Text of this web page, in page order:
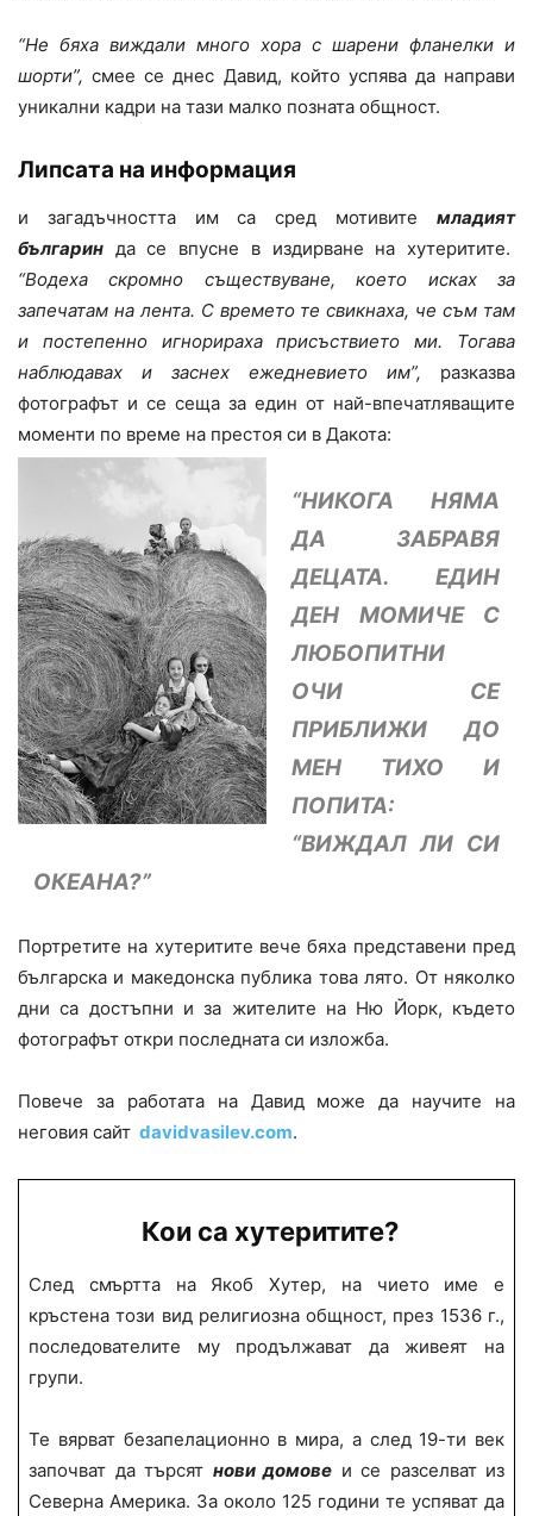
“Не бяха виждали много хора с шарени фланелки и
шорти”, смее се днес Давид, който успява да направи
уникални кадри на тази малко позната общност.
Липсата на информация
и загадъчността им са сред мотивите младият
българин да се впусне в издирване на хутеритите.
“Водеха скромно съществуване, което исках за
запечатам на лента. С времето те свикнаха, че съм там
и постепенно игнорираха присъствието ми. Тогава
наблюдавах и заснех ежедневието им”, разказва
фотографът и се сеща за един от най-впечатляващите
моменти по време на престоя си в Дакота:
“НИКОГА НЯМА
ДА ЗАБРАВЯ
ДЕЦАТА. ЕДИН
ДЕН МОМИЧЕ С
ЛЮБОПИТНИ
ОЧИ СЕ
ПРИБЛИЖИ ДО
МЕН ТИХО И
ПОПИТА:
“ВИЖДАЛ ЛИ СИ
ОКЕАНА?”
Портретите на хутеритите вече бяха представени пред
българска и македонска публика това лято. От няколко
дни са достъпни и за жителите на Ню Йорк, където
фотографът откри последната си изложба.
Повече за работата на Давид може да научите на
неговия сайт davidvasilev.com.
Кои са хутеритите?
След смъртта на Якоб Хутер, на чието име е
кръстена този вид религиозна общност, през 1536 г.,
последователите му продължават да живеят на
групи.
Те вярват безапелационно в мира, а след 19-ти век
започват да търсят нови домове и се разселват из
Северна Америка. За около 125 години те успяват да